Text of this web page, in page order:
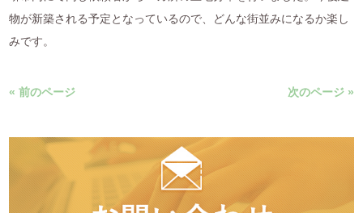
物が新築される予定となっているので、どんな街並みになるか楽し
みです。
« 前のページ 次のページ »